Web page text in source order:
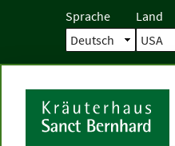
Sprache Land